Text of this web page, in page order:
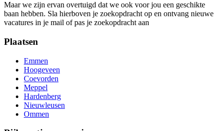
Maar we zijn ervan overtuigd dat we ook voor jou een geschikte
baan hebben. Sla hierboven je zoekopdracht op en ontvang nieuwe
vacatures in je mail of pas je zoekopdracht aan
Plaatsen
Emmen
Hoogeveen
Coevorden
Meppel
Hardenberg
Nieuwleusen
Ommen